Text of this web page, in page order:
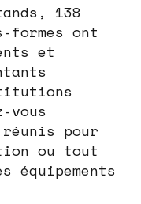
138
formes ont
et
vous
pour
ou tout
équipements